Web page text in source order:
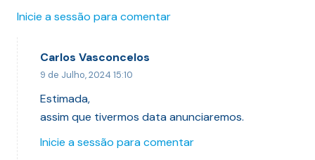
Inicie a sessão para comentar
Carlos Vasconcelos
9 de Julho, 2024 15:10
Estimada,
assim que tivermos data anunciaremos.
Inicie a sessão para comentar